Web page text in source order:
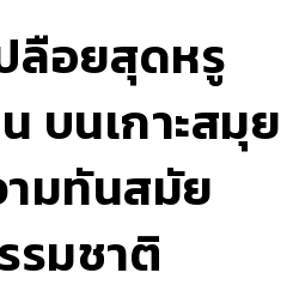
ลือยสุดหรู
บนเกาะสมุย
มทันสมัย
รมชาติ